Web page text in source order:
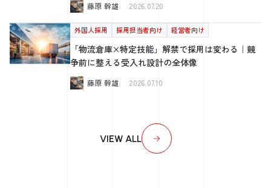
藤原 幹雄 2026.07.20
外国人採用 採用担当者向け 経営者向け
「物流倉庫×特定技能」解禁で採用は変わる｜競
争前に整える受入れ設計の全体像
藤原 幹雄 2026.07.10
VIEW ALL